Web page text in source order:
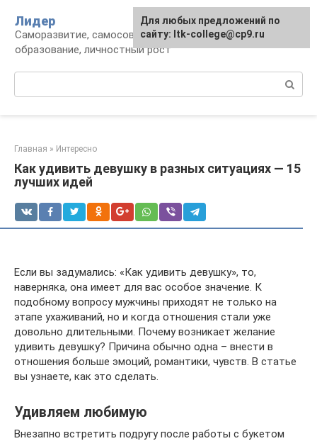
контенту
Лидер
Саморазвитие, самосовершенствование,
образование, личностный рост
Главная » Интересно
Как удивить девушку в разных ситуациях — 15
лучших идей
Если вы задумались: «Как удивить девушку», то,
наверняка, она имеет для вас особое значение. К
подобному вопросу мужчины приходят не только на
этапе ухаживаний, но и когда отношения стали уже
довольно длительными. Почему возникает желание
удивить девушку? Причина обычно одна – внести в
отношения больше эмоций, романтики, чувств. В статье
вы узнаете, как это сделать.
Удивляем любимую
Внезапно встретить подругу после работы с букетом
Для любых предложений по
сайту: ltk-college@cp9.ru